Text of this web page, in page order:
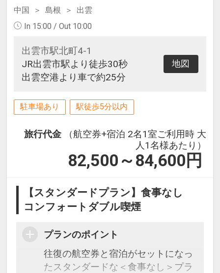
中国 島根
出雲
In 15:00 / Out 10:00
出雲市駅北町4-1
JR出雲市駅より徒歩30秒
出雲空港より車で約25分
地図
駐車場あり 駅徒歩5分以内
旅行代金
（航空券+宿泊 2名1室ご利用時 大
人1名様あたり）
82,500～84,600 円
【スタンダードプラン】食事なし
コンフォートダブル喫煙
プランのポイント
往復の航空券と宿泊がセットになっ
たスタンダードな＜食事なし＞プラ